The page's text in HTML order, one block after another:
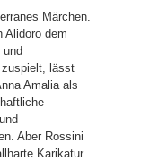
Märchen.
Alidoro dem
und
lässt
Amalia als
Aber Rossini
Karikatur